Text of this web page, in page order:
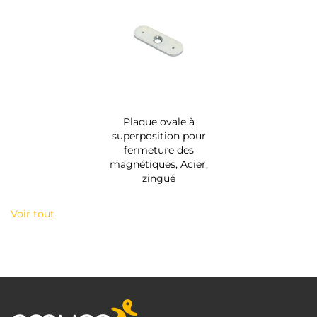
Plaque ovale à
superposition pour
fermeture des
magnétiques, Acier,
zingué
Voir tout